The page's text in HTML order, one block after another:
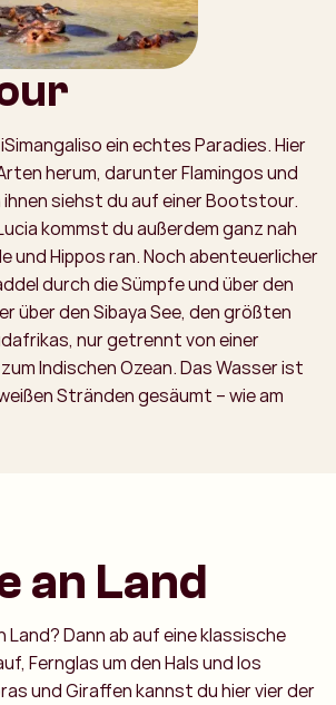
ein echtes Paradies. Hier
herum, darunter Flamingos und
ihnen siehst du auf einer Bootstour.
kommst du außerdem ganz nah
und Hippos ran. Noch abenteuerlicher
durch die Sümpfe und über den
über den Sibaya See, den größten
nur getrennt von einer
Indischen Ozean. Das Wasser ist
Stränden gesäumt – wie am
an Land
Land? Dann ab auf eine klassische
Fernglas um den Hals und los
und Giraffen kannst du hier vier der